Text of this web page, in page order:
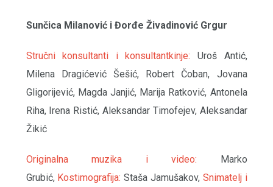
Sunčica Milanović i Đorđe Živadinović Grgur
Stručni konsultanti i konsultantkinje: Uroš Antić,
Milena Dragićević Šešić, Robert Čoban, Jovana
Gligorijević, Magda Janjić, Marija Ratković, Antonela
Riha, Irena Ristić, Aleksandar Timofejev, Aleksandar
Žikić
Originalna muzika i video: Marko
Grubić, Kostimografija: Staša Jamušakov, Snimatelj i